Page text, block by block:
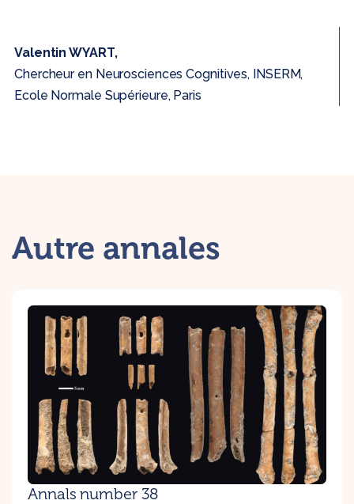
Valentin WYART,
Chercheur en Neurosciences Cognitives, INSERM,
Ecole Normale Supérieure, Paris
Autre annales
Annals number 38